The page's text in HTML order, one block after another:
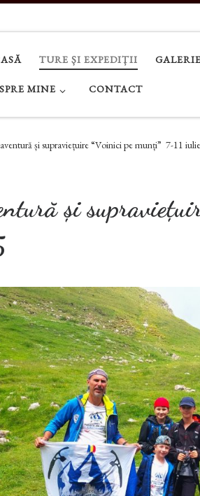
TURE ȘI EXPEDIȚII
MINE CONTACT
și supraviețuire “Voinici pe munți” 7-11
și